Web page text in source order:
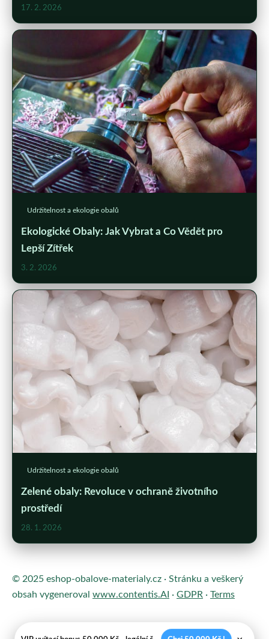
17. 2. 2026
Udržitelnost a ekologie obalů
Ekologické Obaly: Jak Vybrat a Co Vědět pro
Lepší Zítřek
3. 2. 2026
Udržitelnost a ekologie obalů
Zelené obaly: Revoluce v ochraně životního
prostředí
28. 1. 2026
© 2025 eshop-obalove-materialy.cz · Stránku a veškerý
obsah vygeneroval www.contentis.AI · GDPR · Terms